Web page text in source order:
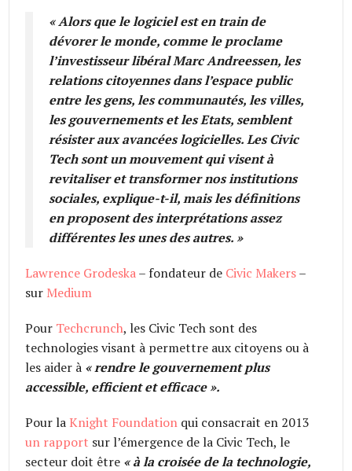
« Alors que le logiciel est en train de
dévorer le monde, comme le proclame
l’investisseur libéral Marc Andreessen, les
relations citoyennes dans l’espace public
entre les gens, les communautés, les villes,
les gouvernements et les Etats, semblent
résister aux avancées logicielles. Les Civic
Tech sont un mouvement qui visent à
revitaliser et transformer nos institutions
sociales, explique-t-il, mais les définitions
en proposent des interprétations assez
différentes les unes des autres. »
Lawrence Grodeska– fondateur de Civic Makers–
sur Medium
Pour Techcrunch, les Civic Tech sont des
technologies visant à permettre aux citoyens ou à
les aider à «rendre le gouvernement plus
accessible, efficient et efficace».
Pour laKnight Foundation qui consacrait en 2013
un rapport sur l’émergence de la Civic Tech, le
secteur doit être « à la croisée de la technologie,